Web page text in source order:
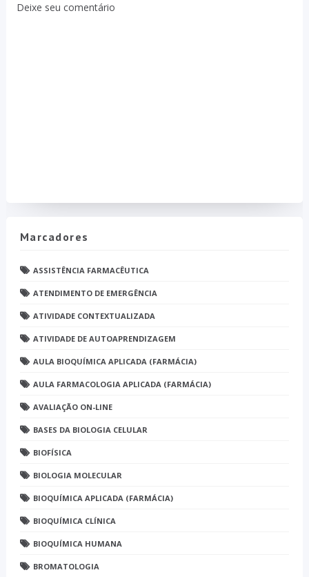
Deixe seu comentário
Marcadores
ASSISTÊNCIA FARMACÊUTICA
ATENDIMENTO DE EMERGÊNCIA
ATIVIDADE CONTEXTUALIZADA
ATIVIDADE DE AUTOAPRENDIZAGEM
AULA BIOQUÍMICA APLICADA (FARMÁCIA)
AULA FARMACOLOGIA APLICADA (FARMÁCIA)
AVALIAÇÃO ON-LINE
BASES DA BIOLOGIA CELULAR
BIOFÍSICA
BIOLOGIA MOLECULAR
BIOQUÍMICA APLICADA (FARMÁCIA)
BIOQUÍMICA CLÍNICA
BIOQUÍMICA HUMANA
BROMATOLOGIA